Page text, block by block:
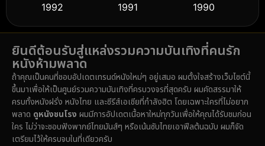
Detective สืบสวน
Disaster
Disney+ (5)
Documentary สารคดี (92)
1992
1991
1990
1989
1988
1986
1985
1983
1982
1981
1971
1962 1953
ยินดีต้อนรับสู่แหล่งรวมความบันเทิงที่คนรัก
หนังห้ามพลาด
ถ้าคุณเป็นคนที่ชอบอัปเดตเทรนด์หนังใหม่ๆ อยู่เสมอ ผมตั้งใจสร้างเว็บไซต์นี้
ขึ้นมาเพื่อให้เป็นศูนย์รวมความบันเทิงที่ครบวงจรที่สุดครับ ผมคัดสรรมาให้
ครบทั้งหนังฝรั่ง หนังไทย และซีรีส์เอเชียที่กำลังฮิต โดยเฉพาะใครที่ไม่อยาก
พลาด ดูหนังชนโรง ผมมีการอัปเดตเนื้อหาใหม่ทุกวันเพื่อให้คุณได้รับชมก่อน
ใคร ไม่ว่าจะชอบฟังพากย์ไทยมันส์ๆ หรือเน้นซับไทยเอาฟีลต้นฉบับ ผมก็จัด
เตรียมไว้ให้ครบจบในที่เดียวครับ